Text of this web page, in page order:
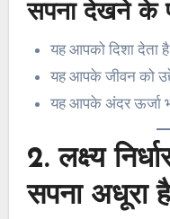
सपना देखने के
यह आपको दिशा देता
यह आपके जीवन को
यह आपके अंदर ऊर्जा
2. लक्ष्य
सपना अधूरा है